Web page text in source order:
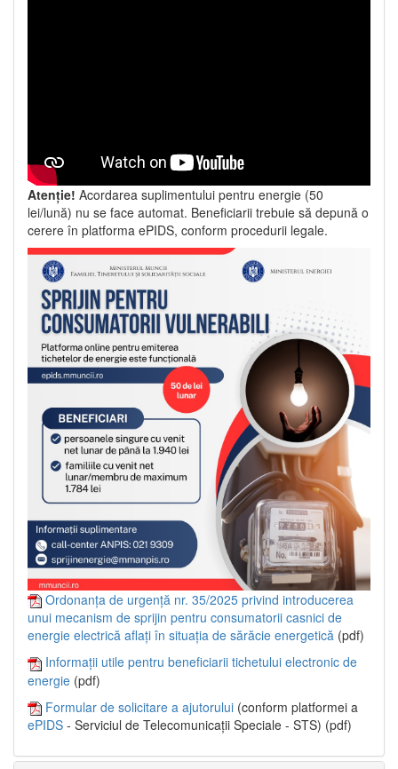
Atenție! Acordarea suplimentului pentru energie (50
lei/lună) nu se face automat. Beneficiarii trebuie să depună o
cerere în platforma ePIDS, conform procedurii legale.
Ordonanța de urgență nr. 35/2025 privind introducerea
unui mecanism de sprijin pentru consumatorii casnici de
energie electrică aflați în situația de sărăcie energetică (pdf)
Informații utile pentru beneficiarii tichetului electronic de
energie (pdf)
Formular de solicitare a ajutorului (conform platformei a
ePIDS - Serviciul de Telecomunicații Speciale - STS) (pdf)